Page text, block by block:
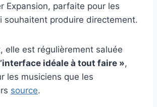
Expansion, parfaite pour les
souhaitent produire directement.
elle est régulièrement saluée
idéale à tout faire »,
les musiciens que les
source.